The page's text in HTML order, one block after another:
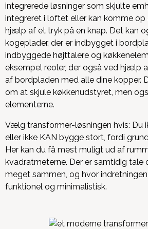
integrerede løsninger som skjulte
integreret i loftet eller kan komme
hjælp af et tryk på en knap. Det kan
kogeplader, der er indbygget i
indbyggede højttalere og
eksempel reoler, der også ved hjælp
af bordpladen med alle dine kopper.
om at skjule køkkenudstyret, men
elementerne.
Vælg transformer-løsningen hvis: Du
eller ikke KAN bygge stort, fordi
Her kan du få mest muligt ud af
kvadratmeterne. Der er samtidig tale
meget sammen, og hvor
funktionel og minimalistisk.